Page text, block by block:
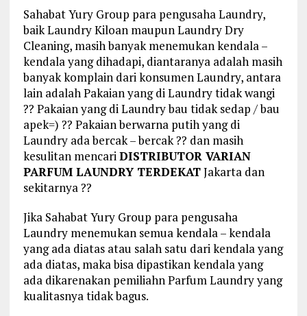
Sahabat Yury Group para pengusaha Laundry,
baik Laundry Kiloan maupun Laundry Dry
Cleaning, masih banyak menemukan kendala –
kendala yang dihadapi, diantaranya adalah masih
banyak komplain dari konsumen Laundry, antara
lain adalah Pakaian yang di Laundry tidak wangi
?? Pakaian yang di Laundry bau tidak sedap / bau
apek=) ?? Pakaian berwarna putih yang di
Laundry ada bercak – bercak ?? dan masih
kesulitan mencariDISTRIBUTOR VARIAN
PARFUM LAUNDRY TERDEKATJakarta dan
sekitarnya ??
Jika Sahabat Yury Group para pengusaha
Laundry menemukan semua kendala – kendala
yang ada diatas atau salah satu dari kendala yang
ada diatas, maka bisa dipastikan kendala yang
ada dikarenakan pemiliahn Parfum Laundry yang
kualitasnya tidak bagus.